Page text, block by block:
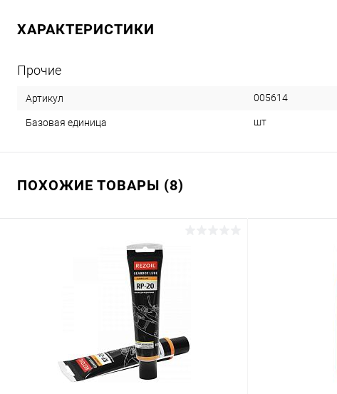
ХАРАКТЕРИСТИКИ
Прочие
Артикул 005614
Базовая единица шт
ПОХОЖИЕ ТОВАРЫ (8)